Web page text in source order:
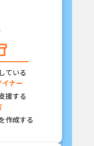
ている
ナー
援する
作成する